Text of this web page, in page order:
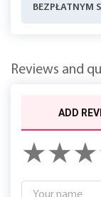
BEZPŁATNYM
Reviews and
ADD